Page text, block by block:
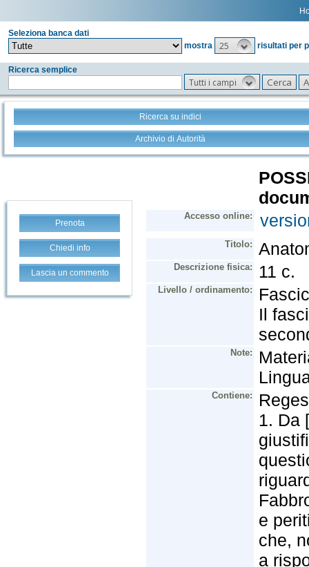
Seleziona banca dati
mostra
25 risultati per
Ricerca semplice
Tutti i campi
Ricerca su indici
Archivio di Autorità
Prenota
Chiedi info
Lascia un commento